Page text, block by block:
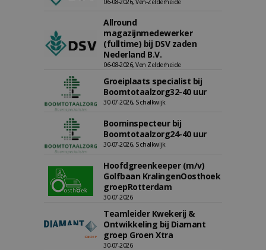
06-08-2026, Ven-Zelderheide
Allround
magazijnmedewerker
(fulltime) bij DSV zaden
Nederland B.V.
06-08-2026, Ven Zelderheide
Groeiplaats specialist bij
Boomtotaalzorg32-40 uur
30-07-2026, Schalkwijk
Boominspecteur bij
Boomtotaalzorg24-40 uur
30-07-2026, Schalkwijk
Hoofdgreenkeeper (m/v)
Golfbaan KralingenOosthoek
groepRotterdam
30-07-2026
Teamleider Kwekerij &
Ontwikkeling bij Diamant
groep Groen Xtra
30-07-2026